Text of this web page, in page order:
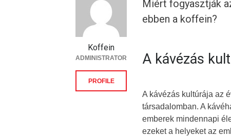
Miért fogyasztják
ebben a koffein?
A kávézás
A kávézás kultúrája az
társadalomban. A
emberek mindennapi
ezeket a helyeket az
Koffein
ADMINISTRATOR
PROFILE